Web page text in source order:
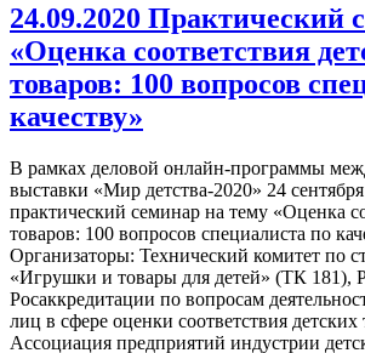
24.09.2020 Практический
«Оценка соответствия
товаров: 100 вопросов
качеству»
В рамках деловой онлайн-программы
выставки «Мир детства-2020» 24
практический семинар на тему «Оценка
товаров: 100 вопросов специалиста по
Организаторы: Технический комитет по
«Игрушки и товары для детей» (ТК 181),
Росаккредитации по вопросам
лиц в сфере оценки соответствия детских
Ассоциация предприятий индустрии